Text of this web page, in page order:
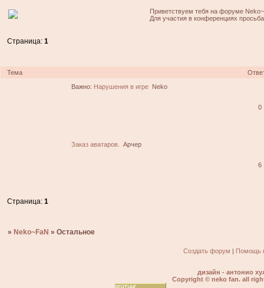
Приветствуем тебя на форуме
Для участия в конференциях
Страница:1
Тема
Важно: Нарушения в игре Neko
0
Заказ аватаров. Арчер
6
Страница:1
» Neko~FaN »Остальное
Создать форум | Помощь
дизайн - антонио
Copyright © neko fan. all